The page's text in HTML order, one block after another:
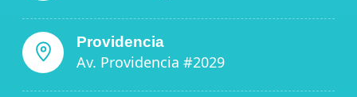
Providencia
Av. Providencia #2029